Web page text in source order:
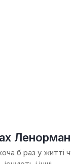
Ленорман
б раз у житті